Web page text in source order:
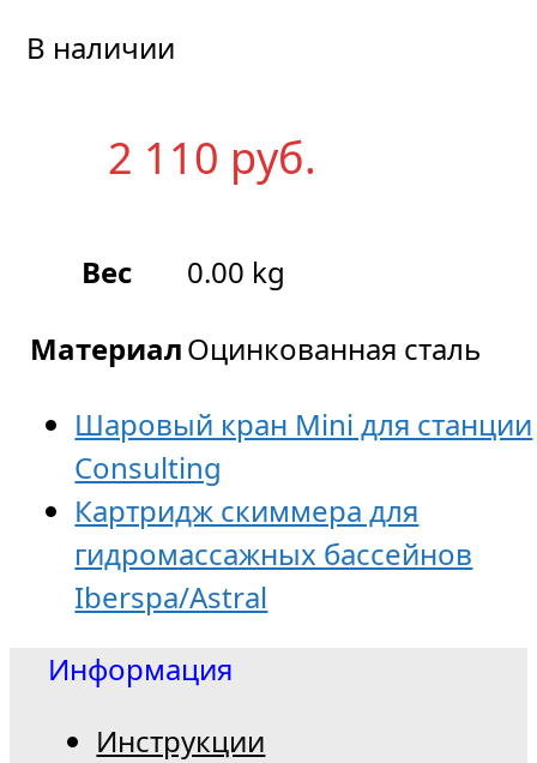
В наличии
2 110 руб.
Вес
0.00 kg
МатериалОцинкованная сталь
Шаровый кран Mini для станции
Consulting
Картридж скиммера для
гидромассажных бассейнов
Iberspa/Astral
Информация
Инструкции